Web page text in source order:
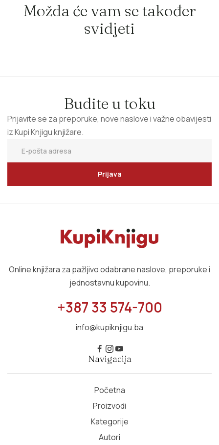
Možda će vam se također
svidjeti
Budite u toku
Prijavite se za preporuke, nove naslove i važne obavijesti
iz Kupi Knjigu knjižare.
Prijava
Online knjižara za pažljivo odabrane naslove, preporuke i
jednostavnu kupovinu.
+387 33 574-700
info@kupiknjigu.ba
Navigacija
Početna
Proizvodi
Kategorije
Autori